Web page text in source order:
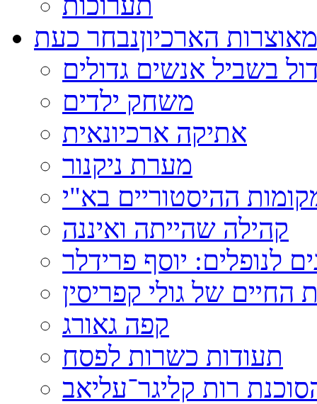
מאוצרות הארכיוןנבחר כעת
בשביל אנשים גדולים
משחק ילדים
אתיקה ארכיונאית
מערת ניקנור
ההיסטוריים בא"י
קהילה שהייתה ואיננה
לנופלים: יוסף פרידלר
החיים של גולי קפריסין
קפה גאורג
תעודות כשרות לפסח
רות קליגר־עליאב